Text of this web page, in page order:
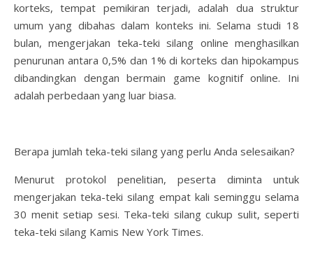
korteks, tempat pemikiran terjadi, adalah dua struktur
umum yang dibahas dalam konteks ini. Selama studi 18
bulan, mengerjakan teka-teki silang online menghasilkan
penurunan antara 0,5% dan 1% di korteks dan hipokampus
dibandingkan dengan bermain game kognitif online. Ini
adalah perbedaan yang luar biasa.
Berapa jumlah teka-teki silang yang perlu Anda selesaikan?
Menurut protokol penelitian, peserta diminta untuk
mengerjakan teka-teki silang empat kali seminggu selama
30 menit setiap sesi. Teka-teki silang cukup sulit, seperti
teka-teki silang Kamis New York Times.